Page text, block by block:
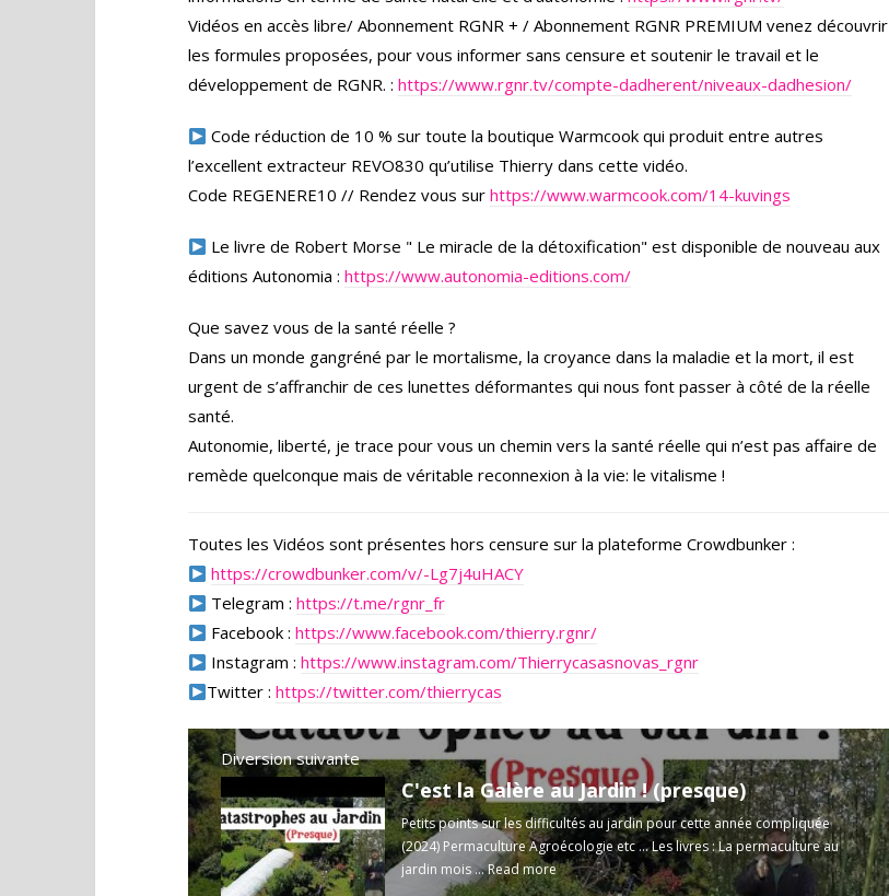
a
Vidéos en accès libre/ Abonnement RGNR + / Abonnement RGNR PREMIUM venez découvrir
les formules proposées, pour vous informer sans censure et soutenir le travail et le
développement de RGNR. : https://www.rgnr.tv/compte-dadherent/niveaux-dadhesion/
Code réduction de 10 % sur toute la boutique Warmcook qui produit entre autres
l’excellent extracteur REVO830 qu’utilise Thierry dans cette vidéo.
Code REGENERE10 // Rendez vous sur https://www.warmcook.com/14-kuvings
Le livre de Robert Morse " Le miracle de la détoxification" est disponible de nouveau aux
éditions Autonomia : https://www.autonomia-editions.com/
Que savez vous de la santé réelle ?
Dans un monde gangréné par le mortalisme, la croyance dans la maladie et la mort, il est
urgent de s’affranchir de ces lunettes déformantes qui nous font passer à côté de la réelle
santé.
Autonomie, liberté, je trace pour vous un chemin vers la santé réelle qui n’est pas affaire de
remède quelconque mais de véritable reconnexion à la vie: le vitalisme !
Toutes les Vidéos sont présentes hors censure sur la plateforme Crowdbunker :
https://crowdbunker.com/v/-Lg7j4uHACY
Telegram :https://t.me/rgnr_fr
Facebook :https://www.facebook.com/thierry.rgnr/
Instagram :https://www.instagram.com/Thierrycasasnovas_rgnr
Twitter :https://twitter.com/thierrycas
Diversion suivante
C'est la Galère au Jardin ! (presque)
Petits points sur les difficultés au jardin pour cette année compliquée
(2024) Permaculture Agroécologie etc ... Les livres : La permaculture au
jardin mois ...Read more